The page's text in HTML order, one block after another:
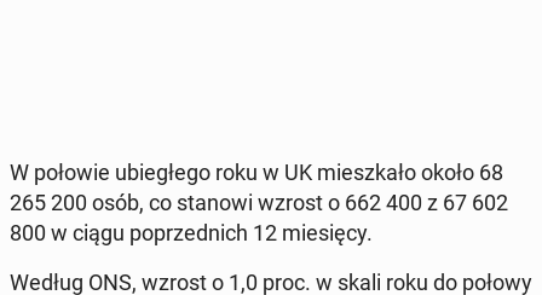
W połowie ubie­głe­go roku w UK miesz­ka­ło około 68
265 200 osób, co stanowi wzrost o 662 400 z 67 602
800 w ciągu po­przed­nich 12 mie­się­cy.
Według ONS, wzrost o 1,0 proc. w skali roku do połowy